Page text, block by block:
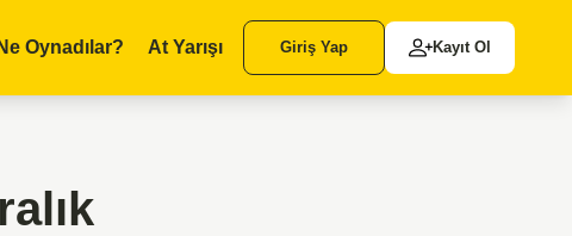
Ne Oynadılar? At Yarışı Giriş Yap Kayıt Ol